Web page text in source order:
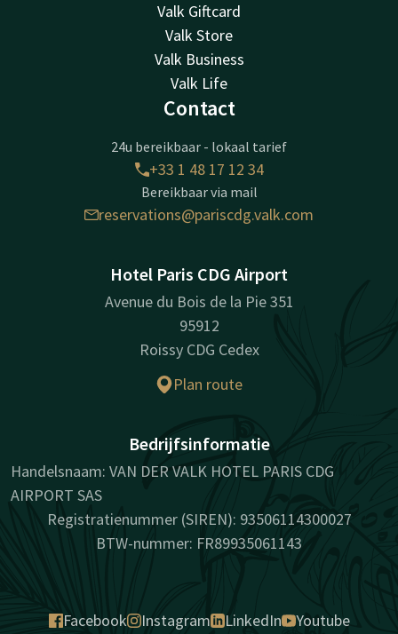
Valk Giftcard
Valk Store
Valk Business
Valk Life
Contact
24u bereikbaar - lokaal tarief
+33 1 48 17 12 34
Bereikbaar via mail
reservations@pariscdg.valk.com
Hotel Paris CDG Airport
Avenue du Bois de la Pie 351
95912
Roissy CDG Cedex
Plan route
Bedrijfsinformatie
Handelsnaam: VAN DER VALK HOTEL PARIS CDG
AIRPORT SAS
Registratienummer (SIREN): 93506114300027
BTW-nummer: FR89935061143
Facebook Instagram LinkedIn Youtube